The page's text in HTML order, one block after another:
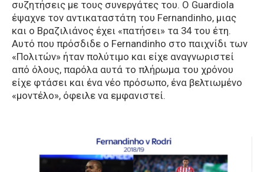
συζητήσεις με τους συνεργάτες του. Ο Guardiola
έψαχνε τον αντικαταστάτη του Fernandinho, μιας
και ο Βραζιλιάνος έχει «πατήσει» τα 34 του έτη.
Αυτό που πρόσδιδε ο Fernandinho στο παιχνίδι των
«Πολιτών» ήταν πολύτιμο και είχε αναγνωριστεί
από όλους, παρόλα αυτά το πλήρωμα του χρόνου
είχε φτάσει και ένα νέο πρόσωπο, ένα βελτιωμένο
«μοντέλο», όφειλε να εμφανιστεί.